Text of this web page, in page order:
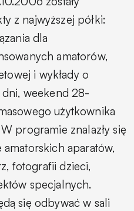
z najwyższej półki:
dla
amatorów,
i wykłady o
weekend 28-
użytkownika
programie znalazły się
aparatów,
fotografii dzieci,
specjalnych.
się odbywać w sali